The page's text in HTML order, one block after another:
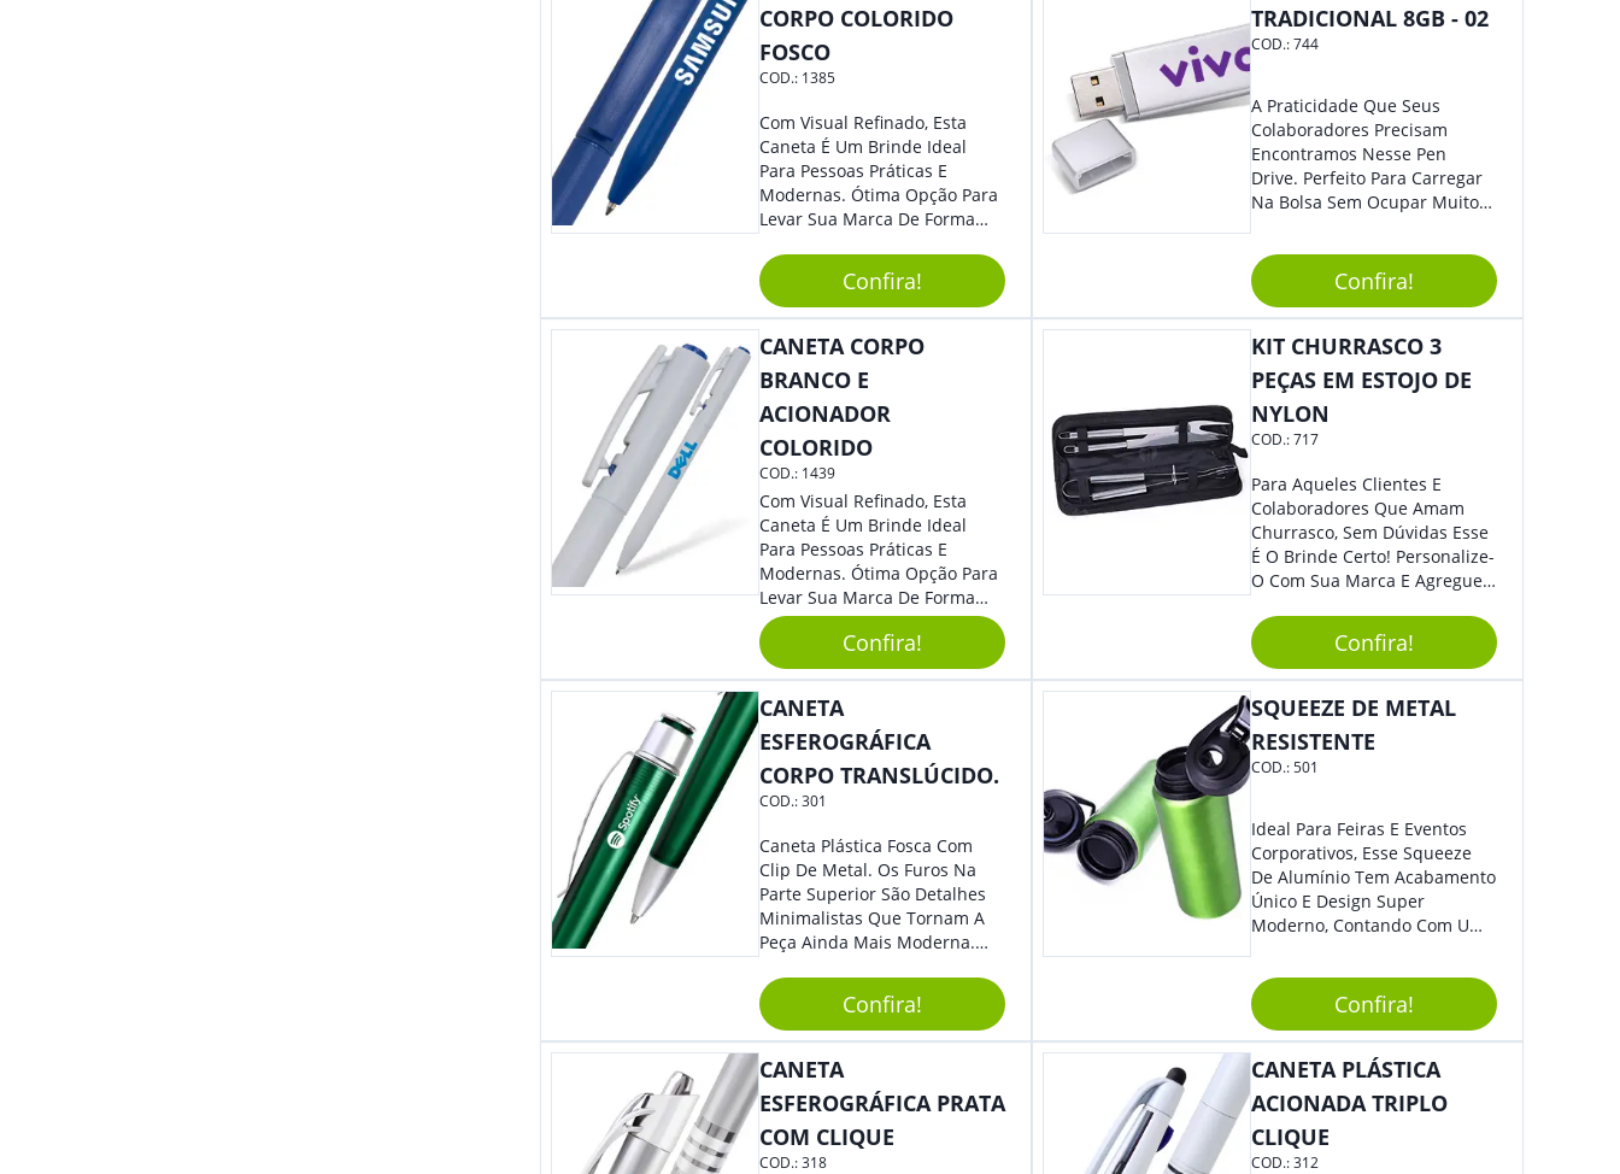
CORPO COLORIDO
FOSCO
COD.: 1385
Com Visual Refinado, Esta
Caneta É Um Brinde Ideal
Para Pessoas Práticas E
Modernas. Ótima Opção Para
Levar Sua Marca De Forma
Sua Empresa Em Eventos,
Reuniões Corporativas Ou Até
Mesmo Para Presentear
Colaboradores.
Confira!
TRADICIONAL 8GB - 02
COD.:744
A Praticidade Que Seus
Colaboradores Precisam
Encontramos Nesse Pen
Drive. Perfeito Para Carregar
Na Bolsa Sem Ocupar Muito
Qualquer Lugar Todos Os
Arquivos Desejados. Ideal
Para Oferecer Em Eventos E
Feiras De Exposições.
Confira!
CANETA CORPO
BRANCO E
ACIONADOR
COLORIDO
COD.: 1439
Com Visual Refinado, Esta
Caneta É Um Brinde Ideal
Para Pessoas Práticas E
Modernas. Ótima Opção Para
Levar Sua Marca De Forma
Estilosa, Agregando Valor Para
Sua Empresa Em Eventos,
Reuniões Corporativas Ou Até
Colaboradores.
Confira!
KIT CHURRASCO 3
PEÇAS EM ESTOJO DE
NYLON
COD.:717
Para Aqueles Clientes E
Colaboradores Que Amam
Churrasco, Sem Dúvidas Esse
É O Brinde Certo! Personalize-
O Com Sua Marca E Agregue
É Composto Por 3 Peças Para
O Auxílio No Preparo De
Carnes, Em Um Lindo Estojo. É
A Garantia De Sucesso Para
Sua Empresa Em Feiras E
Eventos Corporativos.
Confira!
CANETA
ESFEROGRÁFICA
CORPO TRANSLÚCIDO.
COD.:301
Caneta Plástica Fosca Com
Clip De Metal. Os Furos Na
Parte Superior São Detalhes
Minimalistas Que Tornam A
Peça Ainda Mais Moderna.
Em Que Deseja Presentear
Seus Convidados E Clientes.
Acionamento Por Clic.
Confira!
SQUEEZE DE METAL
RESISTENTE
COD.:501
Ideal Para Feiras E Eventos
Corporativos, Esse Squeeze
De Alumínio Tem Acabamento
Único E Design Super
Moderno, Contando Com Uma
Permite Vazamentos. Sem
Dúvidas É Um Brinde Prático
Que Levará Sua Marca Com
Muito Estilo, Agradando À
Todos.
Confira!
CANETA
ESFEROGRÁFICA PRATA
COM CLIQUE
COD.:318
CANETA PLÁSTICA
ACIONADA TRIPLO
CLIQUE
COD.:312